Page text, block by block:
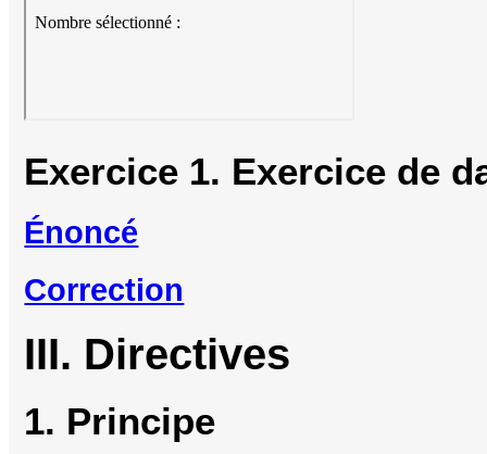
Exercice 1. Exercice de
Énoncé
Correction
III. Directives
1. Principe